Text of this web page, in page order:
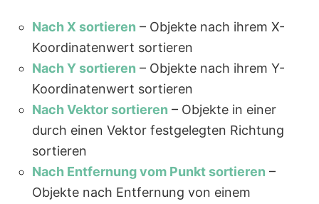
Nach X sortieren – Objekte nach ihrem X-
Koordinatenwert sortieren
Nach Y sortieren – Objekte nach ihrem Y-
Koordinatenwert sortieren
Nach Vektor sortieren – Objekte in einer
durch einen Vektor festgelegten Richtung
sortieren
Nach Entfernung vom Punkt sortieren –
Objekte nach Entfernung von einem